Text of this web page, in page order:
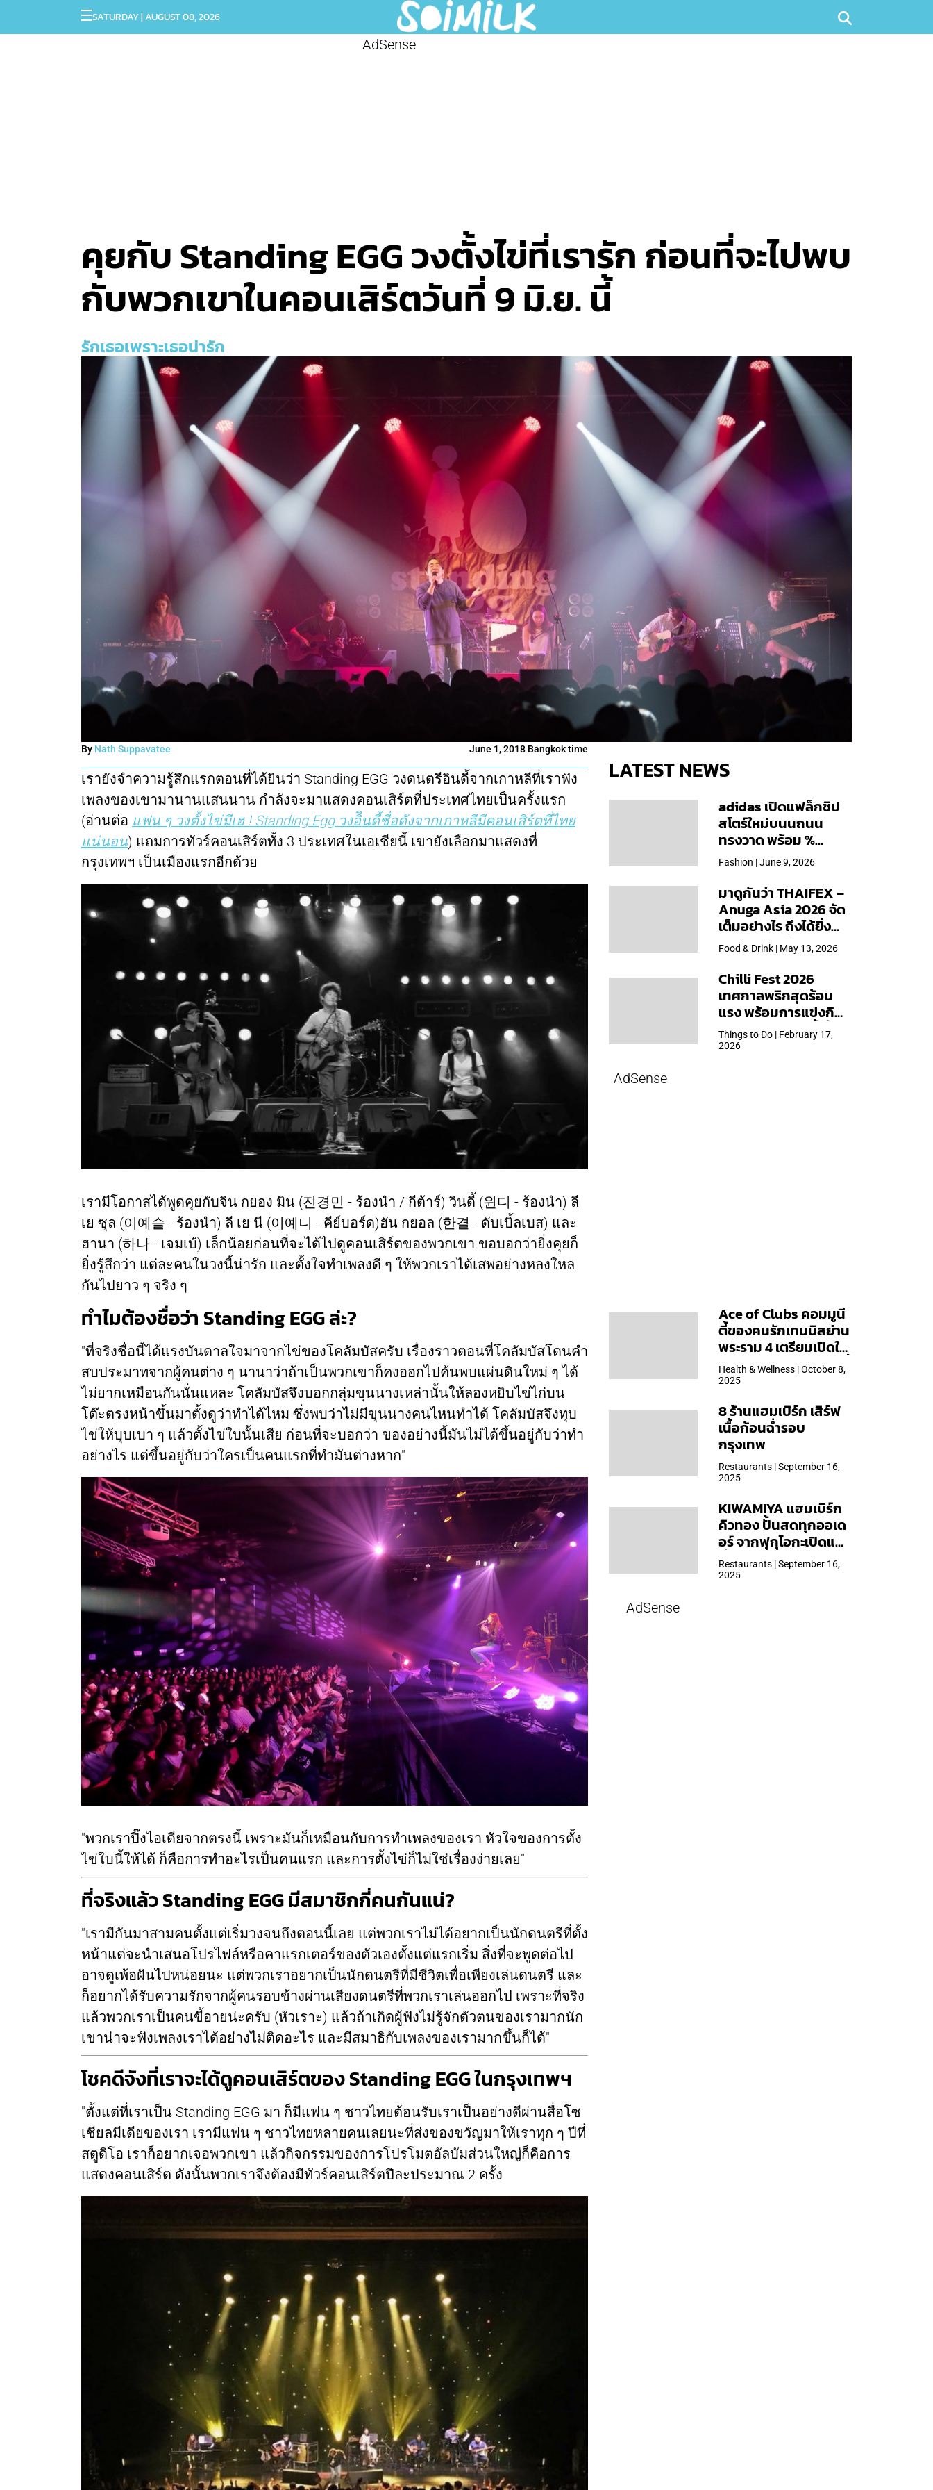
SATURDAY | AUGUST 08, 2026
AdSense
คุยกับ Standing EGG วงตั้งไข่ที่เรารัก ก่อนที่จะไปพบ
กับพวกเขาในคอนเสิร์ตวันที่ 9 มิ.ย. นี้
รักเธอเพราะเธอน่ารัก
By Nath Suppavatee June 1, 2018 Bangkok time
เรายังจำความรู้สึกแรกตอนที่ได้ยินว่า Standing EGG วงดนตรีอินดี้จากเกาหลีที่เราฟัง
เพลงของเขามานานแสนนาน กำลังจะมาแสดงคอนเสิร์ตที่ประเทศไทยเป็นครั้งแรก
(อ่านต่อ แฟน ๆ วงตั้งไข่มีเฮ ! Standing Egg วงอิินดี้ชื่อดังจากเกาหลีมีคอนเสิร์ตที่ไทย
แน่นอน) แถมการทัวร์คอนเสิร์ตทั้ง 3 ประเทศในเอเชียนี้ เขายังเลือกมาแสดงที่
กรุงเทพฯ เป็นเมืองแรกอีกด้วย
เรามีโอกาสได้พูดคุยกับจิน กยอง มิน (진경민 - ร้องนำ / กีต้าร์) วินดี้ (윈디 - ร้องนำ) ลี
เย ซุล (이예슬 - ร้องนำ) ลี เย นี (이예니 - คีย์บอร์ด)ฮัน กยอล (한결 - ดับเบิ้ลเบส) และ
ฮานา (하나 - เจมเบ้) เล็กน้อยก่อนที่จะได้ไปดูคอนเสิร์ตของพวกเขา ขอบอกว่ายิ่งคุยก็
ยิ่งรู้สึกว่า แต่ละคนในวงนี้น่ารัก และตั้งใจทำเพลงดี ๆ ให้พวกเราได้เสพอย่างหลงใหล
กันไปยาว ๆ จริง ๆ
ทำไมต้องชื่อว่า Standing EGG ล่ะ?
"ที่จริงชื่อนี้ได้แรงบันดาลใจมาจากไข่ของโคลัมบัสครับ เรื่องราวตอนที่โคลัมบัสโดนคำ
สบประมาทจากผู้คนต่าง ๆ นานาว่าถ้าเป็นพวกเขาก็คงออกไปค้นพบแผ่นดินใหม่ ๆ ได้
ไม่ยากเหมือนกันนั่นแหละ โคลัมบัสจึงบอกกลุ่มขุนนางเหล่านั้นให้ลองหยิบไข่ไก่บน
โต๊ะตรงหน้าขึ้นมาตั้งดูว่าทำได้ไหม ซึ่งพบว่าไม่มีขุนนางคนไหนทำได้ โคลัมบัสจึงทุบ
ไข่ให้บุบเบา ๆ แล้วตั้งไข่ใบนั้นเสีย ก่อนที่จะบอกว่า ของอย่างนี้มันไม่ได้ขึ้นอยู่กับว่าทำ
อย่างไร แต่ขึ้นอยู่กับว่าใครเป็นคนแรกที่ทำมันต่างหาก"
"พวกเราปิ๊งไอเดียจากตรงนี้ เพราะมันก็เหมือนกับการทำเพลงของเรา หัวใจของการตั้ง
ไข่ใบนี้ให้ได้ ก็คือการทำอะไรเป็นคนแรก และการตั้งไข่ก็ไม่ใช่เรื่องง่ายเลย"
ที่จริงแล้ว Standing EGG มีสมาชิกกี่คนกันแน่?
"เรามีกันมาสามคนตั้งแต่เริ่มวงจนถึงตอนนี้เลย แต่พวกเราไม่ได้อยากเป็นนักดนตรีที่ตั้ง
หน้าแต่จะนำเสนอโปรไฟล์หรือคาแรกเตอร์ของตัวเองตั้งแต่แรกเริ่ม สิ่งที่จะพูดต่อไป
อาจดูเพ้อฝันไปหน่อยนะ แต่พวกเราอยากเป็นนักดนตรีที่มีชีวิตเพื่อเพียงเล่นดนตรี และ
ก็อยากได้รับความรักจากผู้คนรอบข้างผ่านเสียงดนตรีที่พวกเราเล่นออกไป เพราะที่จริง
แล้วพวกเราเป็นคนขี้อายน่ะครับ (หัวเราะ) แล้วถ้าเกิดผู้ฟังไม่รู้จักตัวตนของเรามากนัก
เขาน่าจะฟังเพลงเราได้อย่างไม่ติดอะไร และมีสมาธิกับเพลงของเรามากขึ้นก็ได้"
โชคดีจังที่เราจะได้ดูคอนเสิร์ตของ Standing EGG ในกรุงเทพฯ
"ตั้งแต่ที่เราเป็น Standing EGG มา ก็มีแฟน ๆ ชาวไทยต้อนรับเราเป็นอย่างดีผ่านสื่อโซ
เชียลมีเดียของเรา เรามีแฟน ๆ ชาวไทยหลายคนเลยนะที่ส่งของขวัญมาให้เราทุก ๆ ปีที่
สตูดิโอ เราก็อยากเจอพวกเขา แล้วกิจกรรมของการโปรโมตอัลบัมส่วนใหญ่ก็คือการ
แสดงคอนเสิร์ต ดังนั้นพวกเราจึงต้องมีทัวร์คอนเสิร์ตปีละประมาณ 2 ครั้ง
LATEST NEWS
adidas เปิดแฟล็กชิป
สโตร์ใหม่บนนถนน
ทรงวาด พร้อม %
Arabica และคอลเลก
ชันพิเศษเฉพาะสาขา
Fashion | June 9, 2026
มาดูกันว่า THAIFEX –
Anuga Asia 2026 จัด
เต็มอย่างไร ถึงได้ยิ่ง
ใหญ่สุดเท่าที่เคยจัดมา
Food & Drink | May 13, 2026
Chilli Fest 2026
เทศกาลพริกสุดร้อน
แรง พร้อมการแข่งกิน
พริก จัด 28 มี.ค.นี้ ที่โรง
แรมคิมป์ตัน มาลัยฯ
Things to Do | February 17,
2026
AdSense
Ace of Clubs คอมมูนี
ตี้ของคนรักเทนนิสย่าน
พระราม 4 เตรียมเปิดให้
บริการวันแรก 19 ต.ค. นี้
Health & Wellness | October 8,
2025
8 ร้านแฮมเบิร์ก เสิร์ฟ
เนื้อก้อนฉ่ำรอบ
กรุงเทพ
Restaurants | September 16,
2025
KIWAMIYA แฮมเบิร์ก
คิวทอง ปั้นสดทุกออเด
อร์ จากฟุกุโอกะเปิดแล้ว
ที่ Central Park
Restaurants | September 16,
2025
AdSense